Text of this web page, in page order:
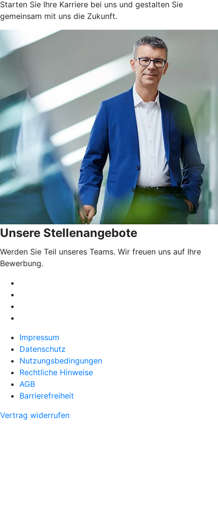
Starten Sie Ihre Karriere bei uns und gestalten Sie
gemeinsam mit uns die Zukunft.
Unsere Stellenangebote
Werden Sie Teil unseres Teams. Wir freuen uns auf Ihre
Bewerbung.
Impressum
Datenschutz
Nutzungsbedingungen
Rechtliche Hinweise
AGB
Barrierefreiheit
Vertrag widerrufen